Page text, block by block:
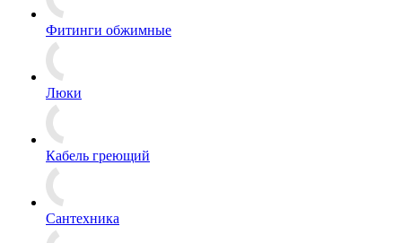
Фитинги обжимные
Люки
Кабель греющий
Сантехника